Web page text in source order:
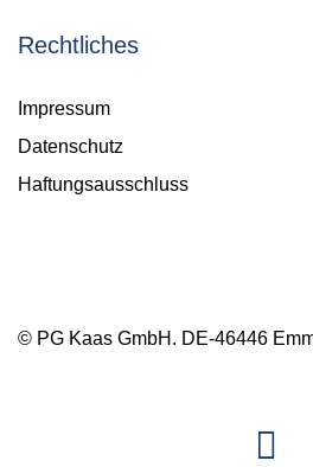
Rechtliches
Impressum
Datenschutz
Haftungsausschluss
© PG Kaas GmbH. DE-46446